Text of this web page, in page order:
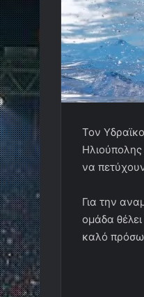
Τον
να
Για την
ομάδα
καλό